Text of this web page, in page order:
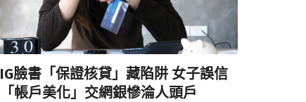
IG臉書「保證核貸」藏陷阱 女子誤信
「帳戶美化」交網銀慘淪人頭戶